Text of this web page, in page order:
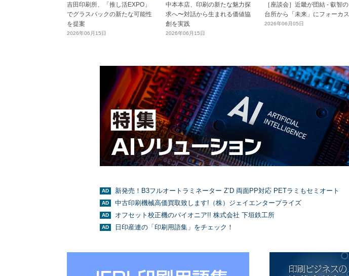
吉田印刷所、「推し活EXPO」
でグラスパックの新たな可能性
を提案
2026年06月15日
中本本店、印刷の新たな魅力探
求へ〜対話から生まれる価値協
創を実践
2026年06月15日
［座談会］近畿が団結 - 叡智の
台所から「未来」にフォーカス
2026年06月05日
新発売！B3フルオートラミネーター Z’D 両面PP対応 PETラミもセミオート
中古印刷機械高価買取致します!（株）ジェイエンタープライズ
オフセット校正機のパイオニア!! 株式会社 下垣鉄工所
日印産連の「印刷用語集」をチェック！